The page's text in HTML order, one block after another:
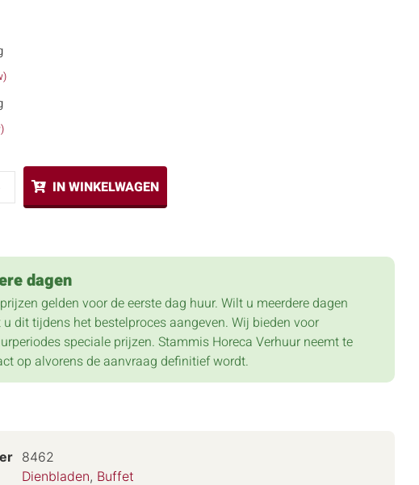
IN WINKELWAGEN
dagen
gelden voor de eerste dag huur. Wilt u meerdere dagen
dit tijdens het bestelproces aangeven. Wij bieden voor
speciale prijzen. Stammis Horeca Verhuur neemt te
op alvorens de aanvraag definitief wordt.
8462
Dienbladen, Buffet